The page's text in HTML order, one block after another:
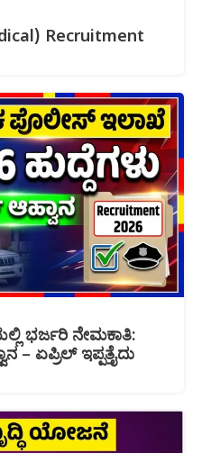
Recruitment
ಭರ್ಜರಿ ನೇಮಕಾತಿ:
– ಏಪ್ರಿಲ್ ಇಪ್ಪತ್ತೈದು